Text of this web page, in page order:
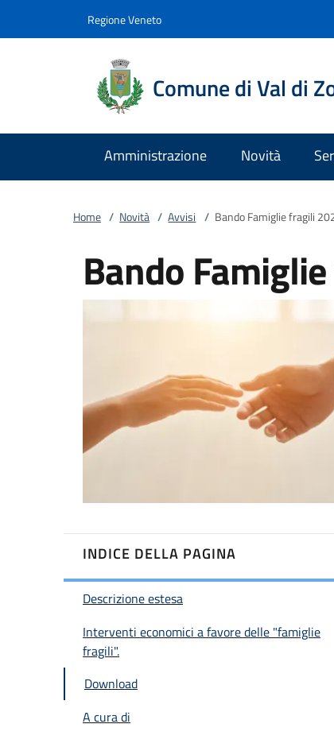
Regione Veneto
Comune di Val di
Amministrazione Novità
Home / Novità / Avvisi / Bando Famiglie fragili
Bando
INDICE DELLA PAGINA
Descrizione estesa
Interventi economici a favore delle "famiglie
fragili".
Download
A cura di